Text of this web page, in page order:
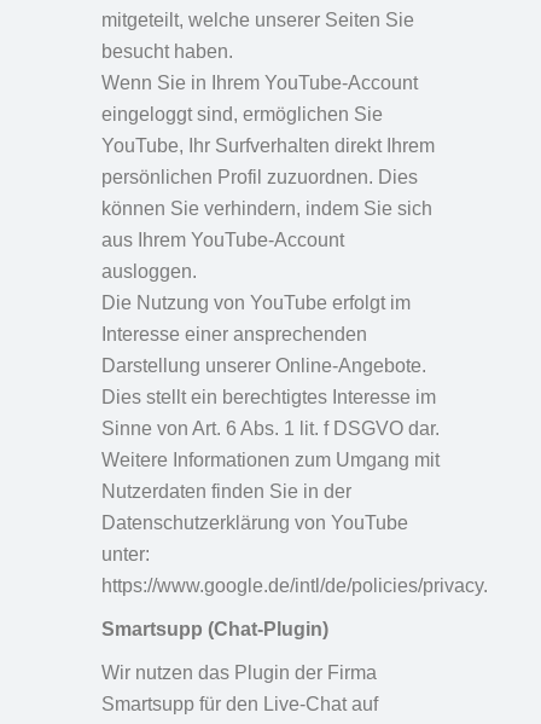
mitgeteilt, welche unserer Seiten Sie
besucht haben.
Wenn Sie in Ihrem YouTube-Account
eingeloggt sind, ermöglichen Sie
YouTube, Ihr Surfverhalten direkt Ihrem
persönlichen Profil zuzuordnen. Dies
können Sie verhindern, indem Sie sich
aus Ihrem YouTube-Account
ausloggen.
Die Nutzung von YouTube erfolgt im
Interesse einer ansprechenden
Darstellung unserer Online-Angebote.
Dies stellt ein berechtigtes Interesse im
Sinne von Art. 6 Abs. 1 lit. f DSGVO dar.
Weitere Informationen zum Umgang mit
Nutzerdaten finden Sie in der
Datenschutzerklärung von YouTube
unter:
https://www.google.de/intl/de/policies/privacy.
Smartsupp (Chat-Plugin)
Wir nutzen das Plugin der Firma
Smartsupp für den Live-Chat auf